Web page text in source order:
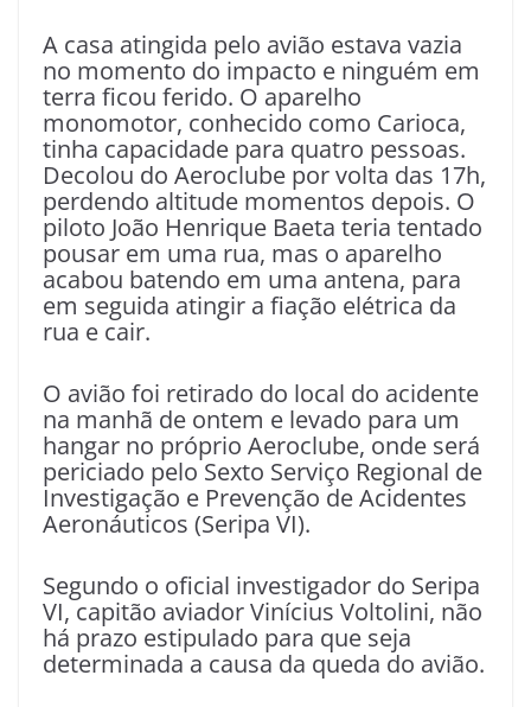
A casa atingida pelo avião estava vazia
no momento do impacto e ninguém em
terra ficou ferido. O aparelho
monomotor, conhecido como Carioca,
tinha capacidade para quatro pessoas.
Decolou do Aeroclube por volta das 17h,
perdendo altitude momentos depois. O
piloto João Henrique Baeta teria tentado
pousar em uma rua, mas o aparelho
acabou batendo em uma antena, para
em seguida atingir a fiação elétrica da
rua e cair.
O avião foi retirado do local do acidente
na manhã de ontem e levado para um
hangar no próprio Aeroclube, onde será
periciado pelo Sexto Serviço Regional de
Investigação e Prevenção de Acidentes
Aeronáuticos (Seripa VI).
Segundo o oficial investigador do Seripa
VI, capitão aviador Vinícius Voltolini, não
há prazo estipulado para que seja
determinada a causa da queda do avião.